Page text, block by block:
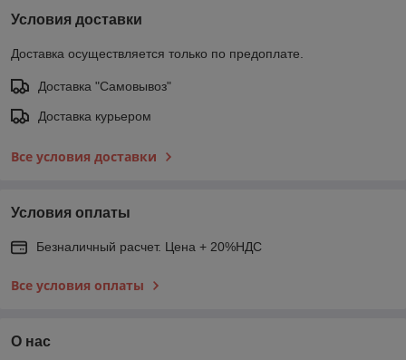
Условия доставки
Доставка осуществляется только по предоплате.
Доставка "Самовывоз"
Доставка курьером
Все условия доставки
Условия оплаты
Безналичный расчет. Цена + 20%НДС
Все условия оплаты
О нас